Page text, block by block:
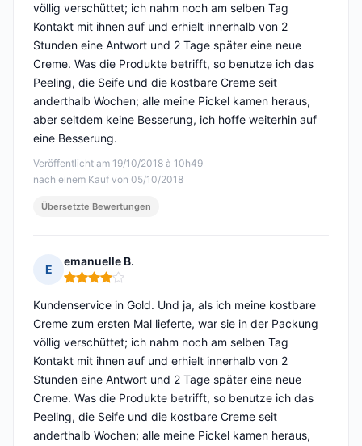
Veröffentlicht am 19/10/2018 à 10h49
nach einem Kauf von 05/10/2018
völlig verschüttet; ich nahm noch am selben Tag
Kontakt mit ihnen auf und erhielt innerhalb von 2
Stunden eine Antwort und 2 Tage später eine neue
Creme. Was die Produkte betrifft, so benutze ich das
Peeling, die Seife und die kostbare Creme seit
anderthalb Wochen; alle meine Pickel kamen heraus,
aber seitdem keine Besserung, ich hoffe weiterhin auf
eine Besserung.
Übersetzte Bewertungen
E
emanuelle B.
Hinweis: 4 von 5
Kundenservice in Gold. Und ja, als ich meine kostbare
Creme zum ersten Mal lieferte, war sie in der Packung
völlig verschüttet; ich nahm noch am selben Tag
Kontakt mit ihnen auf und erhielt innerhalb von 2
Stunden eine Antwort und 2 Tage später eine neue
Creme. Was die Produkte betrifft, so benutze ich das
Peeling, die Seife und die kostbare Creme seit
anderthalb Wochen; alle meine Pickel kamen heraus,